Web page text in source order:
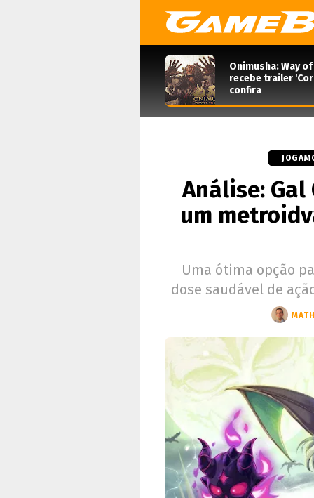
Onimusha: Way
recebe trailer
confira
Análise:
um
Uma ótima opção
dose saudável de